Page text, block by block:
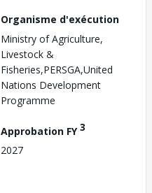
Organisme d'exécution
Ministry of Agriculture,
Livestock &
Fisheries,PERSGA,United
Nations Development
Programme
Approbation FY3
2027